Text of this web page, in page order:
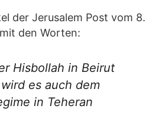
der Jerusalem Post vom 8.
den Worten:
Hisbollah in Beirut
es auch dem
in Teheran